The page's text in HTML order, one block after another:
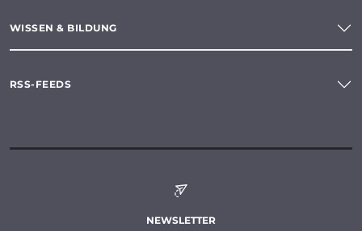
WISSEN & BILDUNG
RSS-FEEDS
NEWSLETTER